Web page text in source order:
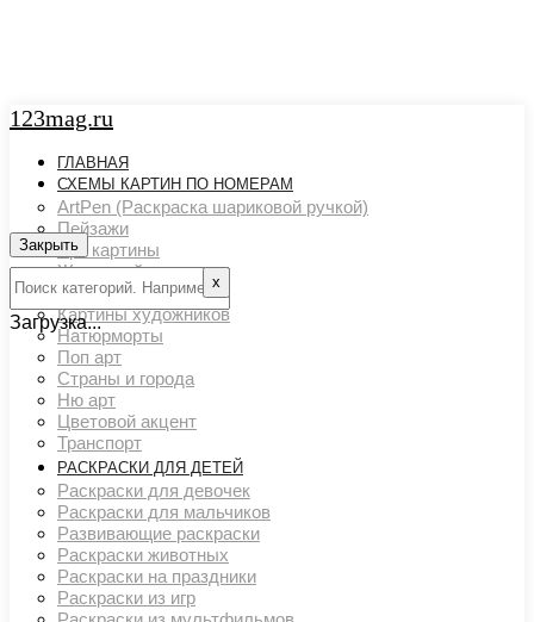
123mag.ru
ГЛАВНАЯ
СХЕМЫ КАРТИН ПО НОМЕРАМ
ArtPen (Раскраска шариковой ручкой)
Пейзажи
Арт картины
Животный мир
Люди
Картины художников
Натюрморты
Поп арт
Страны и города
Ню арт
Цветовой акцент
Транспорт
РАСКРАСКИ ДЛЯ ДЕТЕЙ
Раскраски для девочек
Раскраски для мальчиков
Развивающие раскраски
Раскраски животных
Раскраски на праздники
Раскраски из игр
Закрыть
х
Загрузка...